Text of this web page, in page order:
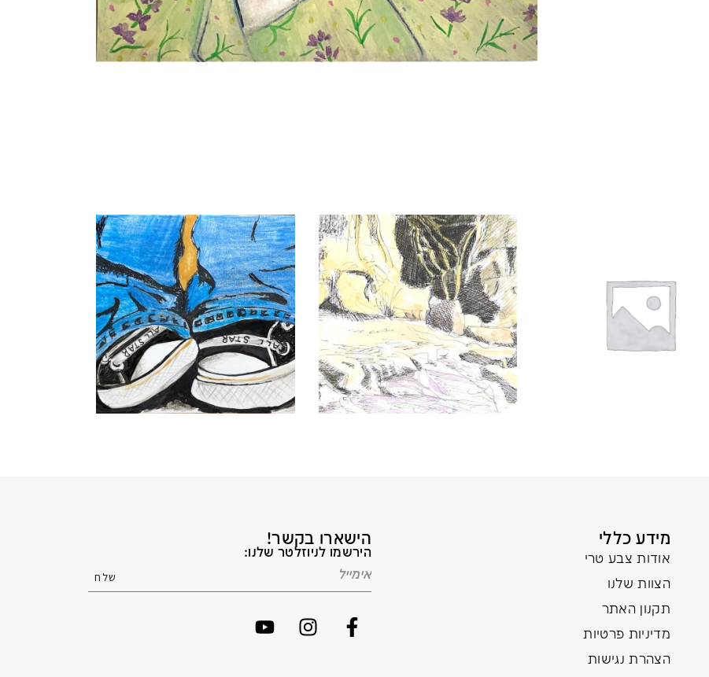
מידע כללי
אודות צבע טרי
הצוות שלנו
תקנון האתר
מדיניות פרטיות
הצהרת נגישות
הישארו בקשר!
הירשמו לניוזלטר שלנו: